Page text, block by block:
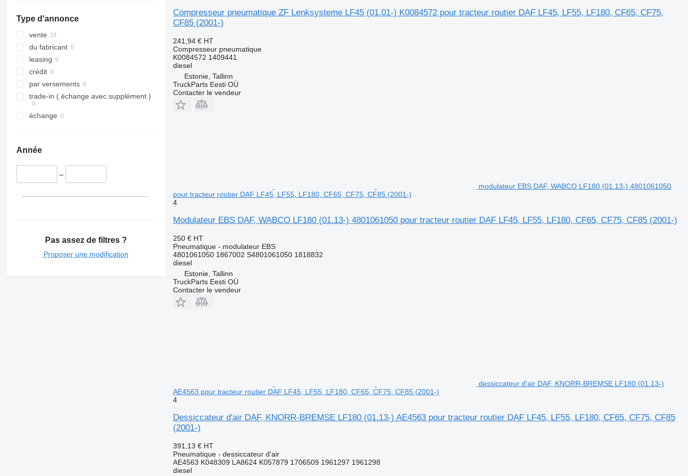
Type d'annonce
vente
du fabricant
leasing
crédit
par versements
trade-in ( échange avec supplément )
échange
Année
–
Pas assez de filtres ?
Proposer une modification
Compresseur pneumatique ZF Lenksysteme LF45 (01.01-) K0084572 pour tracteur routier DAF LF45, LF55, LF180, CF65, CF75,
CF85 (2001-)
241,94 € HT
Compresseur pneumatique
K0084572 1409441
diesel
Estonie, Tallinn
TruckParts Eesti OÜ
Contacter le vendeur
modulateur EBS DAF, WABCO LF180 (01.13-) 4801061050
pour tracteur routier DAF LF45, LF55, LF180, CF65, CF75, CF85 (2001-)
4
Modulateur EBS DAF, WABCO LF180 (01.13-) 4801061050 pour tracteur routier DAF LF45, LF55, LF180, CF65, CF75, CF85 (2001-)
250 € HT
Pneumatique - modulateur EBS
4801061050 1867002 S4801061050 1818832
diesel
Estonie, Tallinn
TruckParts Eesti OÜ
Contacter le vendeur
dessiccateur d'air DAF, KNORR-BREMSE LF180 (01.13-)
AE4563 pour tracteur routier DAF LF45, LF55, LF180, CF65, CF75, CF85 (2001-)
4
Dessiccateur d'air DAF, KNORR-BREMSE LF180 (01.13-) AE4563 pour tracteur routier DAF LF45, LF55, LF180, CF65, CF75, CF85
(2001-)
391,13 € HT
Pneumatique - dessiccateur d'air
AE4563 K048309 LA8624 K057879 1706509 1961297 1961298
diesel